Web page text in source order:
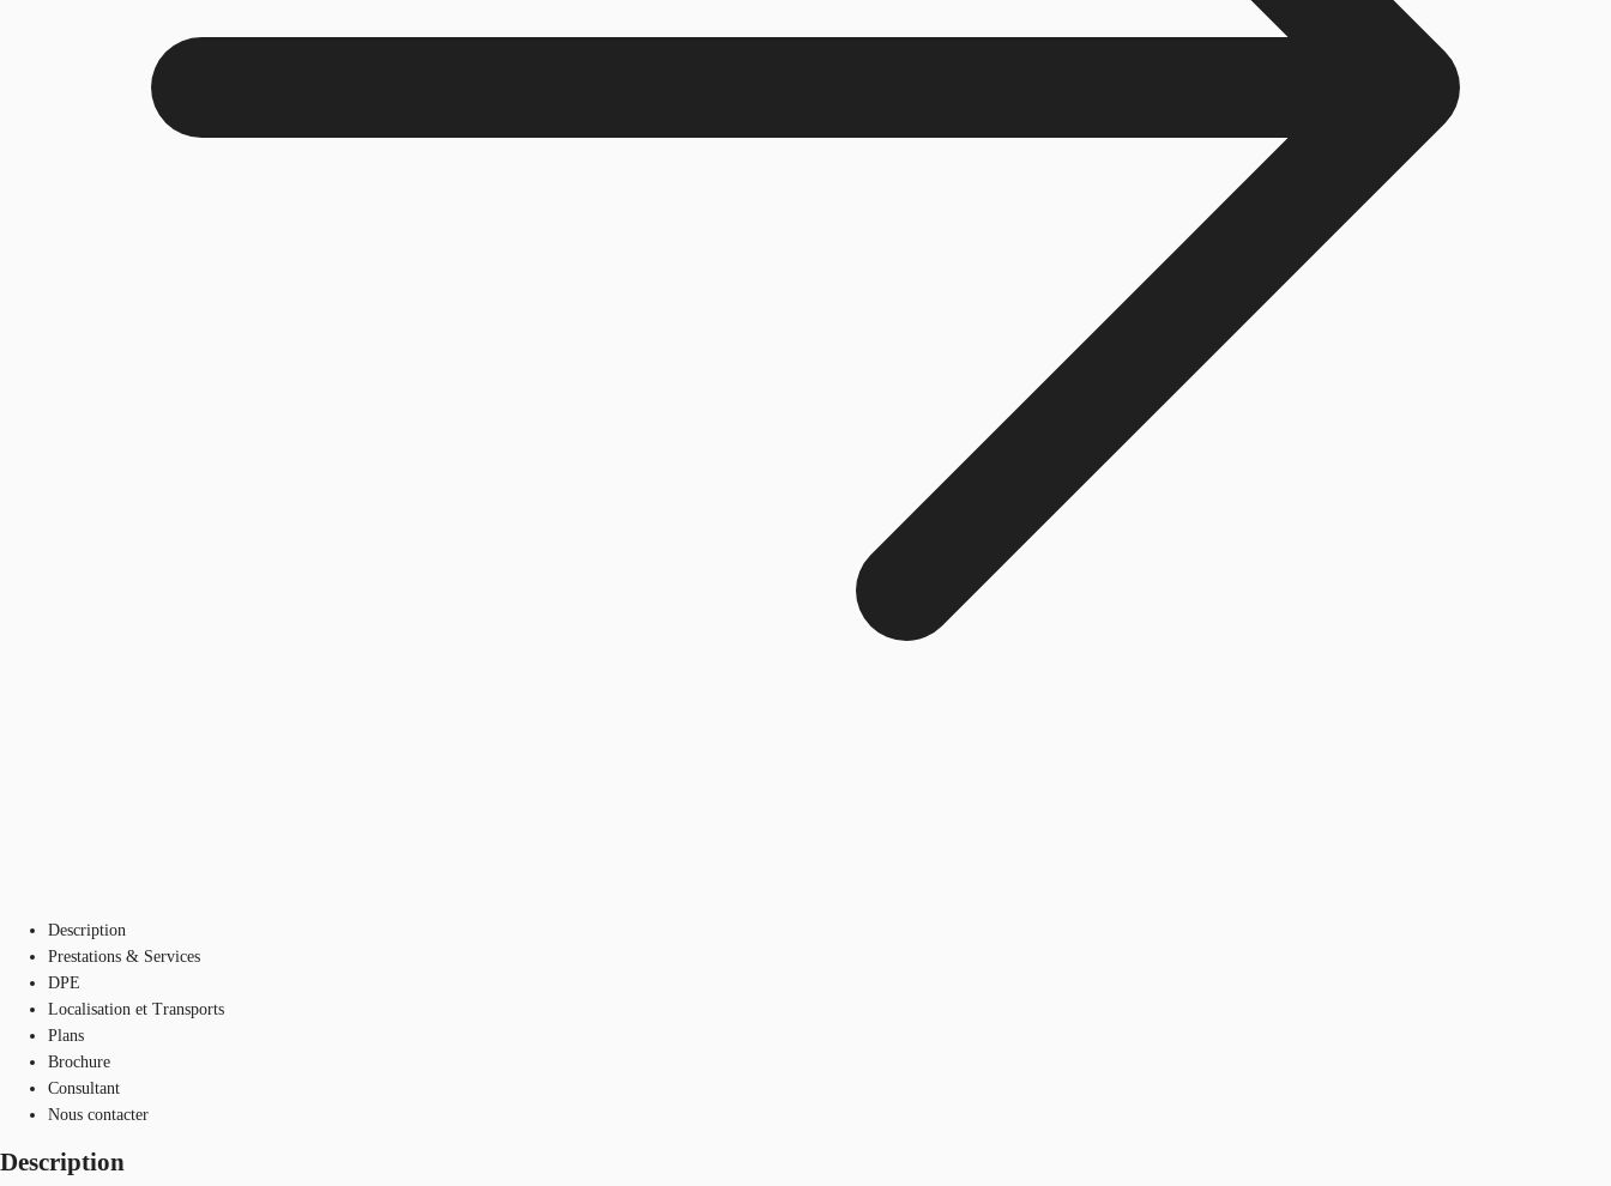
Description
Prestations & Services
DPE
Localisation et Transports
Plans
Brochure
Consultant
Nous contacter
Description